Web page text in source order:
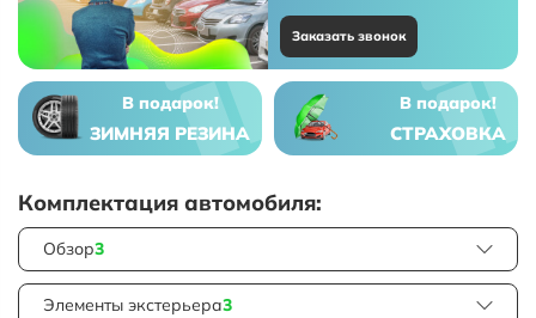
Заказать звонок
В подарок!
ЗИМНЯЯ РЕЗИНА
В подарок!
СТРАХОВКА
Комплектация автомобиля:
Обзор3
Элементы экстерьера3